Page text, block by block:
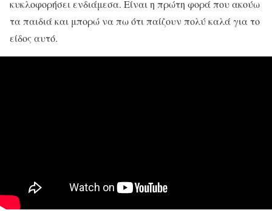
κυκλοφορήσει ενδιάμεσα. Είναι η πρώτη φορά που ακούω
τα παιδιά και μπορώ να πω ότι παίζουν πολύ καλά για το
είδος αυτό.